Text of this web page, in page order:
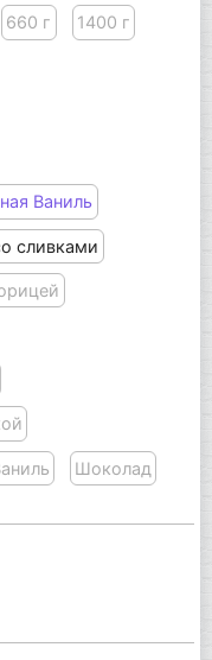
660 г 1400 г
Ваниль
сливками
Шоколад